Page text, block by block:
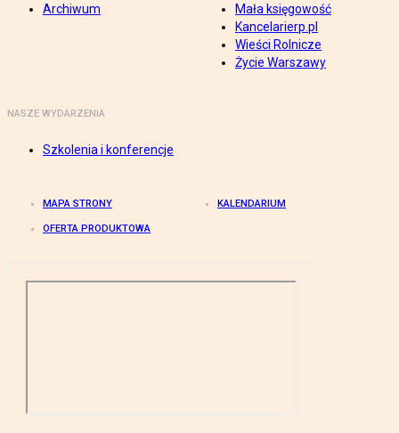
Archiwum
Mała księgowość
Kancelarierp.pl
Wieści Rolnicze
Życie Warszawy
NASZE WYDARZENIA
Szkolenia i konferencje
MAPA STRONY KALENDARIUM
OFERTA PRODUKTOWA